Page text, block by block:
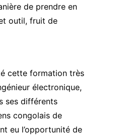
de prendre en
outil, fruit de
cette formation très
électronique,
ses différents
congolais de
eu l’opportunité de